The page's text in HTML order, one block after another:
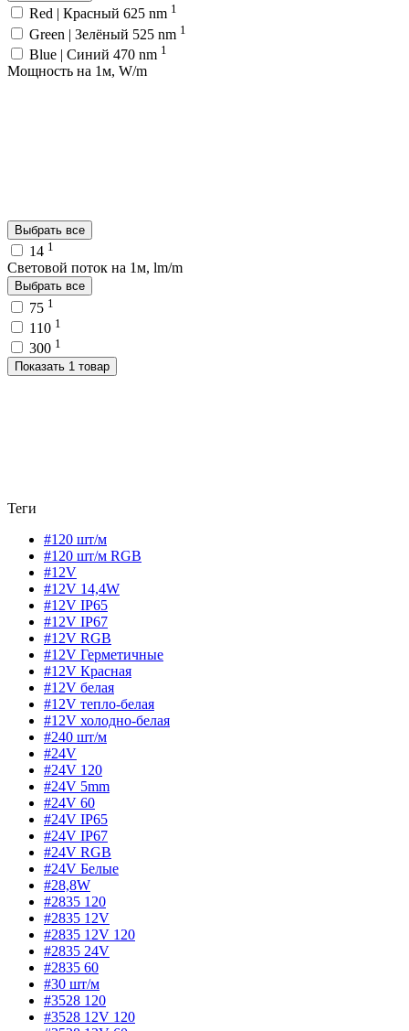
Red | Красный 625 nm 1
Green | Зелёный 525 nm 1
Blue | Синий 470 nm 1
Мощность на 1м, W/m
Выбрать все
14 1
Световой поток на 1м, lm/m
Выбрать все
75 1
110 1
300 1
Показать 1 товар
Теги
#120 шт/м
#120 шт/м RGB
#12V
#12V 14,4W
#12V IP65
#12V IP67
#12V RGB
#12V Герметичные
#12V Красная
#12V белая
#12V тепло-белая
#12V холодно-белая
#240 шт/м
#24V
#24V 120
#24V 5mm
#24V 60
#24V IP65
#24V IP67
#24V RGB
#24V Белые
#28,8W
#2835 120
#2835 12V
#2835 12V 120
#2835 24V
#2835 60
#30 шт/м
#3528 120
#3528 12V 120